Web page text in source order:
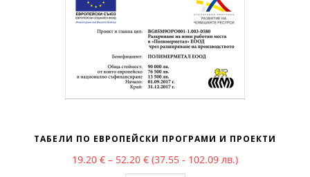
ТАБЕЛИ ПО ЕВРОПЕЙСКИ ПРОГРАМИ И ПРОЕКТИ
19.20 € – 52.20 €Price range: 19.20 € through 52.20
(37.55 - 102.09 лв.)